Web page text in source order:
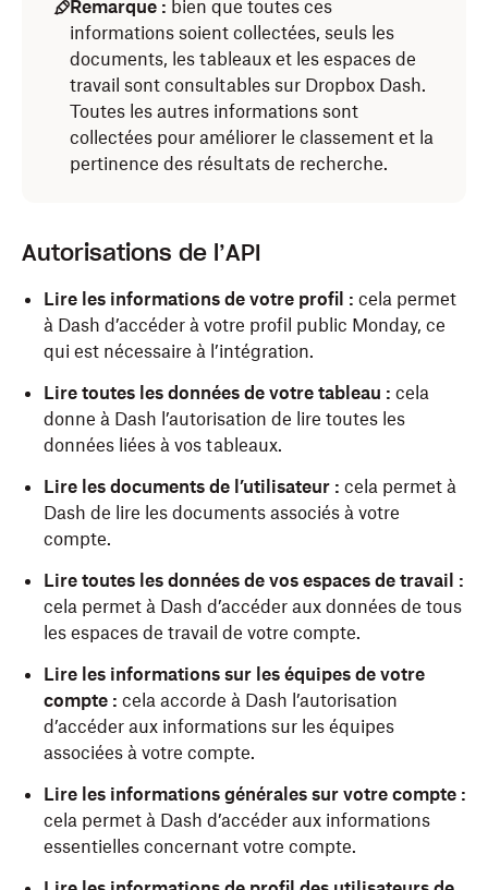
Remarque : bien que toutes ces
informations soient collectées, seuls les
documents, les tableaux et les espaces de
travail sont consultables sur Dropbox Dash.
Toutes les autres informations sont
collectées pour améliorer le classement et la
pertinence des résultats de recherche.
Autorisations de l’API
Lire les informations de votre profil : cela permet
à Dash d’accéder à votre profil public Monday, ce
qui est nécessaire à l’intégration.
Lire toutes les données de votre tableau : cela
donne à Dash l’autorisation de lire toutes les
données liées à vos tableaux.
Lire les documents de l’utilisateur : cela permet à
Dash de lire les documents associés à votre
compte.
Lire toutes les données de vos espaces de travail :
cela permet à Dash d’accéder aux données de tous
les espaces de travail de votre compte.
Lire les informations sur les équipes de votre
compte : cela accorde à Dash l’autorisation
d’accéder aux informations sur les équipes
associées à votre compte.
Lire les informations générales sur votre compte :
cela permet à Dash d’accéder aux informations
essentielles concernant votre compte.